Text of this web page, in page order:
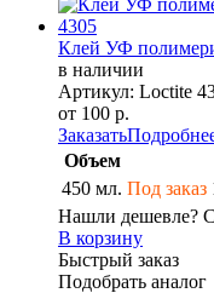
Клей УФ
в наличии
Артикул: Loctite
от 100 р.
Заказать
Объем
450 мл. Под заказ
Нашли дешевле?
В корзину
Быстрый заказ
Подобрать аналог